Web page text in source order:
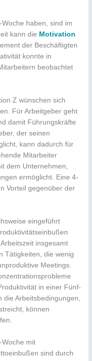
haben, sind im
kann die Motivation
der Beschäftigten
konnte in
beobachtet
Z wünschen sich
Für Arbeitgeber geht
damit Führungskräfte
der seinen
kann dadurch für
Mitarbeiter
dem Unternehmen,
ermöglicht. Eine 4-
Vorteil gegenüber der
eingeführt
insgesamt
Tätigkeiten, die wenig
Meetings.
in einer Fünf-
Arbeitsbedingungen,
können
Woche mit
sind durch